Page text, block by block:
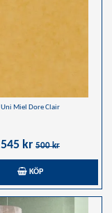
Uni Miel Dore Clair
545 kr 500 kr
KÖP